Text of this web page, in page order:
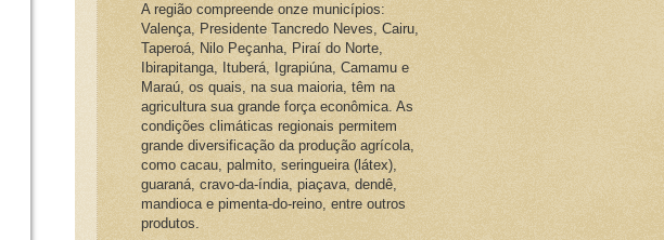
A região compreende onze municípios:
Valença, Presidente Tancredo Neves, Cairu,
Taperoá, Nilo Peçanha, Piraí do Norte,
Ibirapitanga, Ituberá, Igrapiúna, Camamu e
Maraú, os quais, na sua maioria, têm na
agricultura sua grande força econômica. As
condições climáticas regionais permitem
grande diversificação da produção agrícola,
como cacau, palmito, seringueira (látex),
guaraná, cravo-da-índia, piaçava, dendê,
mandioca e pimenta-do-reino, entre outros
produtos.